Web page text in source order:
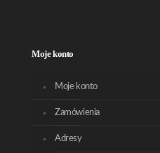
Moje konto
Moje konto
Zamówienia
Adresy